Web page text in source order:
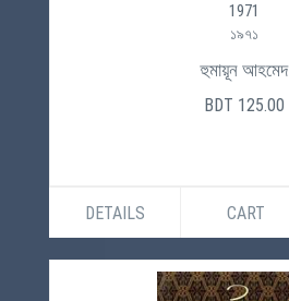
1971
১৯৭১
হুমায়ূন আহমেদ
BDT 125.00
DETAILS CART